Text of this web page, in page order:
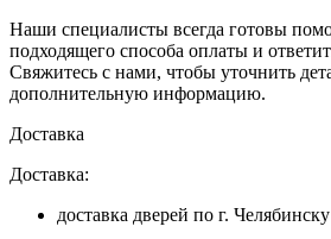
Наши специалисты всегда готовы
подходящего способа оплаты и
Свяжитесь с нами, чтобы уточнить
дополнительную информацию.
Доставка
Доставка:
доставка дверей по г.